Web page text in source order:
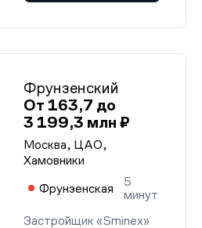
Фрунзенский
От 163,7 до
3 199,3 млн ₽
Москва, ЦАО,
Хамовники
Фрунзенская
5
минут
Застройщик «Sminex»